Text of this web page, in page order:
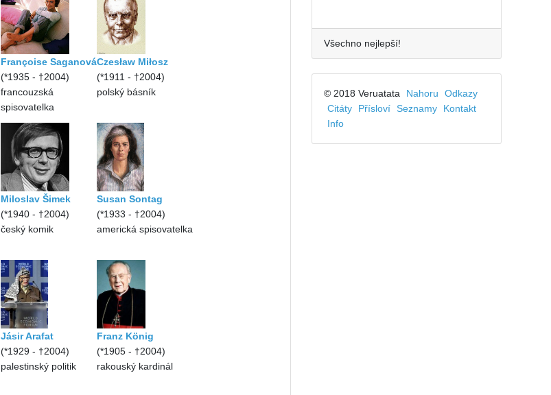
Françoise Saganová
(*1935 - †2004)
francouzská
spisovatelka
Czesław Miłosz
(*1911 - †2004)
polský básník
Miloslav Šimek
(*1940 - †2004)
český komik
Susan Sontag
(*1933 - †2004)
americká spisovatelka
Jásir Arafat
(*1929 - †2004)
palestinský politik
Franz König
(*1905 - †2004)
rakouský kardinál
Všechno nejlepší!
© 2018 Veruatata Nahoru
Odkazy
Citáty
Přísloví Seznamy
Kontakt
Info